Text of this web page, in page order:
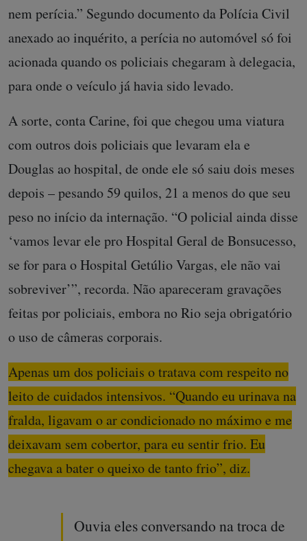
nem perícia.” Segundo documento da Polícia Civil
anexado ao inquérito, a perícia no automóvel só foi
acionada quando os policiais chegaram à delegacia,
para onde o veículo já havia sido levado.
A sorte, conta Carine, foi que chegou uma viatura
com outros dois policiais que levaram ela e
Douglas ao hospital, de onde ele só saiu dois meses
depois – pesando 59 quilos, 21 a menos do que seu
peso no início da internação. “O policial ainda disse
‘vamos levar ele pro Hospital Geral de Bonsucesso,
se for para o Hospital Getúlio Vargas, ele não vai
sobreviver’”, recorda. Não apareceram gravações
feitas por policiais, embora no Rio seja obrigatório
o uso de câmeras corporais.
Apenas um dos policiais o tratava com respeito no
leito de cuidados intensivos. “Quando eu urinava na
fralda, ligavam o ar condicionado no máximo e me
deixavam sem cobertor, para eu sentir frio. Eu
chegava a bater o queixo de tanto frio”, diz.
Ouvia eles conversando na troca de